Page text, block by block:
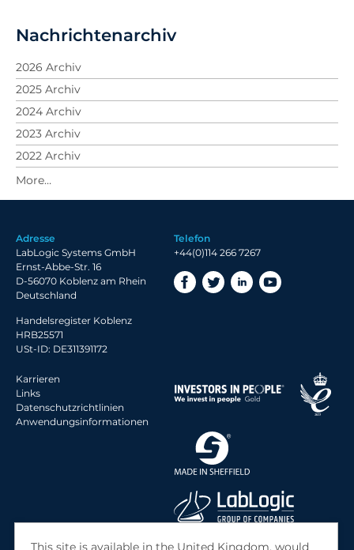
Nachrichtenarchiv
2026 Archiv
2025 Archiv
2024 Archiv
2023 Archiv
2022 Archiv
2021 Archiv
2020 Archiv
2018 Archiv
Adresse
LabLogic Systems GmbH
Ernst-Abbe-Str. 16
D-56070 Koblenz am Rhein
Deutschland
Handelsregister Koblenz
HRB25571
USt-ID: DE311391172
Telefon
+44(0)114 266 7267
Karrieren
Links
Datenschutzrichtlinien
Anwendungsinformationen
© 2026 LabLogic Systems Ltd.
This site is available in the United Kingdom, would